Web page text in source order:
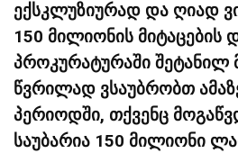
ექსკლუზიურად და ღიად
150 მილიონის მიტაცების
პროკურატურაში შეტანილ
წვრილად ვსაუბრობთ
პერიოდში, თქვენც
საუბარია 150 მილიონი